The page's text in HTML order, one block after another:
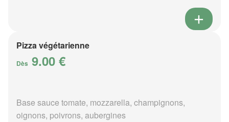
Pizza végétarienne
Dès 9.00 €
Base sauce tomate, mozzarella, champignons,
oignons, poivrons, aubergines